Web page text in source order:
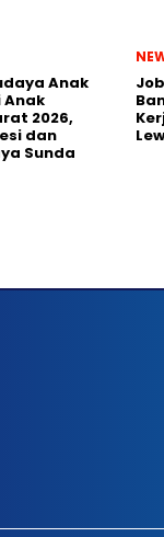
Anak
Anak
2026,
dan
Sunda